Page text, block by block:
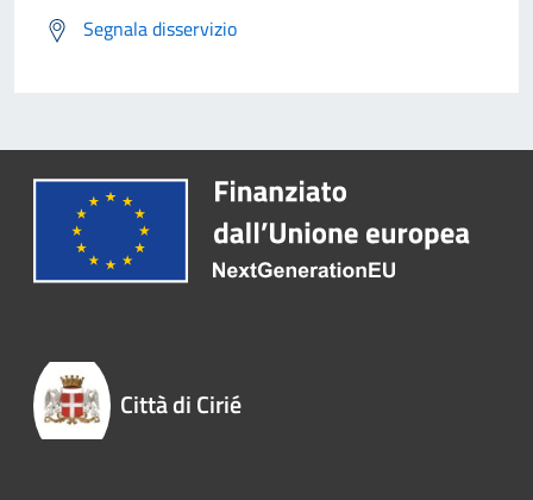
Segnala disservizio
Città di Cirié